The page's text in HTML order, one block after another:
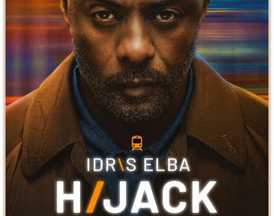
Подростковаяжестокость Постапокалипсис
Призраки Про акул
Про апокалипсис Про богов
Про богатых Про вампиров
Про ведьм Про викингов
Про выживание Про гангстеров
Про гонки Про деревню
Про динозавров Про драконов
Про животных Про зомби
Про инопланетян
Про корабли и подводные
лодки